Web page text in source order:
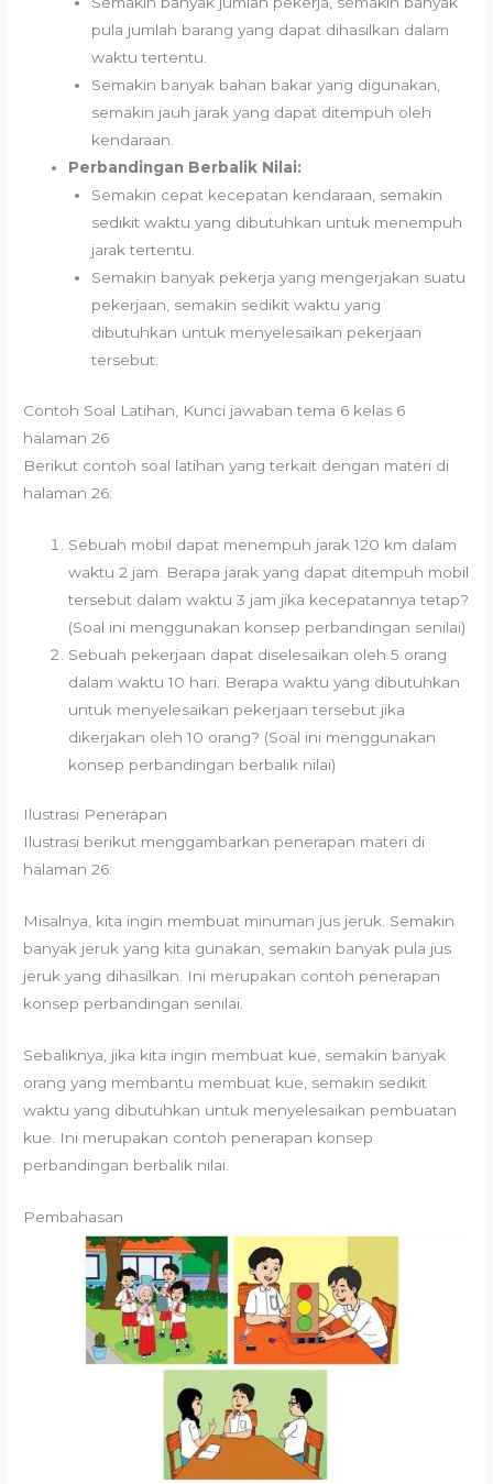
pula jumlah barang yang dapat dihasilkan dalam
waktu tertentu.
Semakin banyak bahan bakar yang digunakan,
semakin jauh jarak yang dapat ditempuh oleh
kendaraan.
Perbandingan Berbalik Nilai:
Semakin cepat kecepatan kendaraan, semakin
sedikit waktu yang dibutuhkan untuk menempuh
jarak tertentu.
Semakin banyak pekerja yang mengerjakan suatu
pekerjaan, semakin sedikit waktu yang
dibutuhkan untuk menyelesaikan pekerjaan
tersebut.
Contoh Soal Latihan, Kunci jawaban tema 6 kelas 6
halaman 26
Berikut contoh soal latihan yang terkait dengan materi di
halaman 26:
Sebuah mobil dapat menempuh jarak 120 km dalam
waktu 2 jam. Berapa jarak yang dapat ditempuh mobil
tersebut dalam waktu 3 jam jika kecepatannya tetap?
(Soal ini menggunakan konsep perbandingan senilai)
Sebuah pekerjaan dapat diselesaikan oleh 5 orang
dalam waktu 10 hari. Berapa waktu yang dibutuhkan
untuk menyelesaikan pekerjaan tersebut jika
dikerjakan oleh 10 orang? (Soal ini menggunakan
konsep perbandingan berbalik nilai)
Ilustrasi Penerapan
Ilustrasi berikut menggambarkan penerapan materi di
halaman 26:
Misalnya, kita ingin membuat minuman jus jeruk. Semakin
banyak jeruk yang kita gunakan, semakin banyak pula jus
jeruk yang dihasilkan. Ini merupakan contoh penerapan
konsep perbandingan senilai.
Sebaliknya, jika kita ingin membuat kue, semakin banyak
orang yang membantu membuat kue, semakin sedikit
waktu yang dibutuhkan untuk menyelesaikan pembuatan
kue. Ini merupakan contoh penerapan konsep
perbandingan berbalik nilai.
Pembahasan